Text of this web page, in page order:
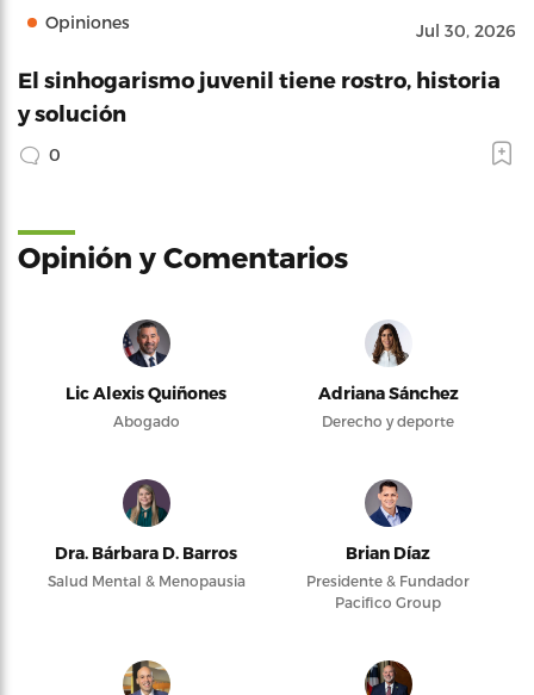
Opiniones Jul 30, 2026
El sinhogarismo juvenil tiene rostro, historia
y solución
0
Opinión y Comentarios
Lic Alexis Quiñones
Abogado
Adriana Sánchez
Derecho y deporte
Dra. Bárbara D. Barros
Salud Mental & Menopausia
Brian Díaz
Presidente & Fundador
Pacifico Group